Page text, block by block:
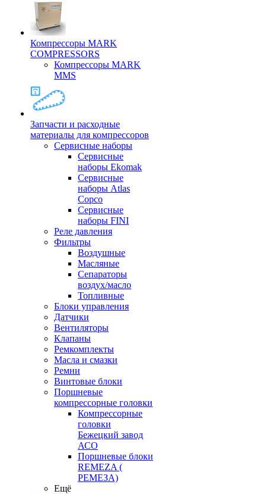
Компрессоры MARK
COMPRESSORS
Компрессоры MARK
MMS
Запчасти и расходные
материалы для компрессоров
Cервисные наборы
Сервисные
наборы Ekomak
Cервисные
наборы Atlas
Copco
Сервисные
наборы FINI
Реле давления
Фильтры
Воздушные
Масляные
Сепараторы
воздух/масло
Топливные
Блоки управления
Датчики
Вентиляторы
Клапаны
Ремкомплекты
Масла и смазки
Ремни
Винтовые блоки
Поршневые
компрессорные головки
Компрессорные
головки
Бежецкий завод
АСО
Поршневые блоки
REMEZA (
РЕМЕЗА)
Ещё